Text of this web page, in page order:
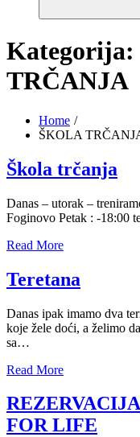
Kategorija:
TRČANJA
Home
ŠKOLA
Škola trčanja
Danas – utorak –
Foginovo Petak : -18:00
Read More
Teretana
Danas ipak imamo dva
koje žele doći, a želimo
sa…
Read More
FOR LIFE